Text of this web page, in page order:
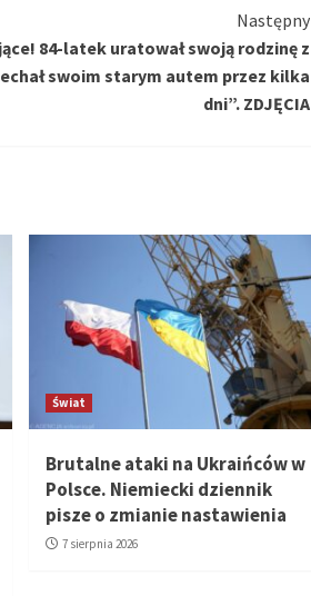
Następny
84-latek uratował swoją rodzinę z
swoim starym autem przez kilka
dni”. ZDJĘCIA
Świat
Brutalne ataki na Ukraińców w
Polsce. Niemiecki dziennik
pisze o zmianie nastawienia
7 sierpnia 2026